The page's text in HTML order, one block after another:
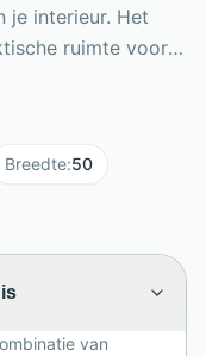
je interieur. Het
ruimte voor
object. De tafel
latten
en stijlvol
een sfeervolle
Osaka meubels
Breedte:50
van